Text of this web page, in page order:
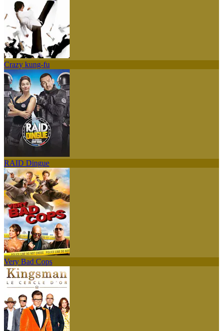
Crazy kung-fu
RAID Dingue
Very Bad Cops